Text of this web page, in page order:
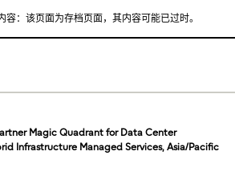
容：该页面为存档页面，其内容可能已过时。
here to skip to main contents
Magic Quadrant for Data Center
Infrastructure Managed Services, Asia/Pacific